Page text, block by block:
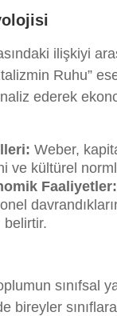
ilişkiyi
Ruhu”
ederek
Weber,
ve kültürel
Faaliyetler:
belirtir.
sınıfsal